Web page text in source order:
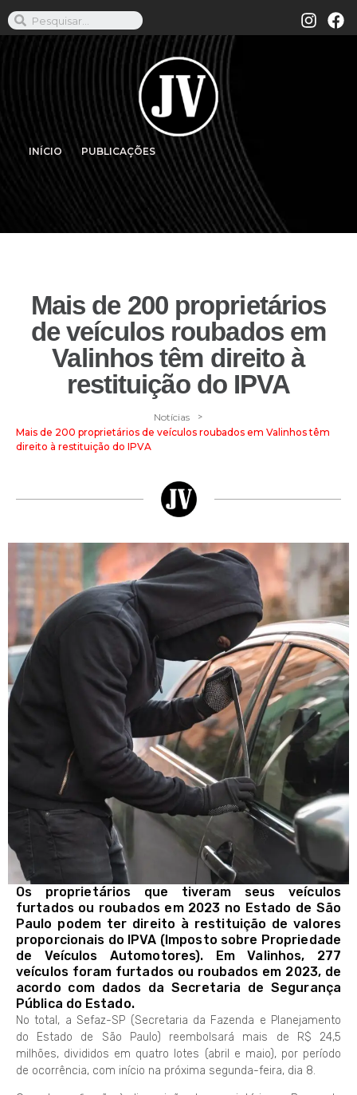
INÍCIO PUBLICAÇÕES
Mais de 200 proprietários
de veículos roubados em
Valinhos têm direito à
restituição do IPVA
Notícias >
Mais de 200 proprietários de veículos roubados em Valinhos têm
direito à restituição do IPVA
Os proprietários que tiveram seus veículos
furtados ou roubados em 2023 no Estado de São
Paulo podem ter direito à restituição de valores
proporcionais do IPVA (Imposto sobre Propriedade
de Veículos Automotores). Em Valinhos, 277
veículos foram furtados ou roubados em 2023, de
acordo com dados da Secretaria de Segurança
Pública do Estado.
No total, a Sefaz-SP (Secretaria da Fazenda e Planejamento
do Estado de São Paulo) reembolsará mais de R$ 24,5
milhões, divididos em quatro lotes (abril e maio), por período
de ocorrência, com início na próxima segun​da-feira, dia 8.